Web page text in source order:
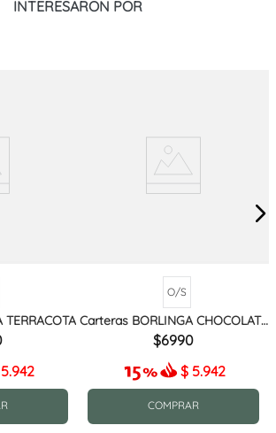
INTERESARON POR
5.942
O/S
Carteras BORLINGA CHOCOLATE
MIX
6990
$ 5.942
COMPRAR